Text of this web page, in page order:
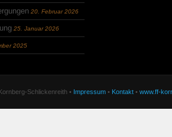
20. Februar 2026
25. Januar 2026
2025
Schlickenreith • Impressum • Kontakt • www.ff-